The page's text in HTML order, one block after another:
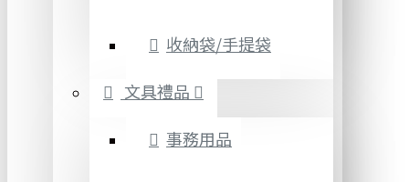
收納袋/手提袋
文具禮品
事務用品